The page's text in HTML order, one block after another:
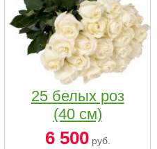
25 белых роз
(40 см)
6 500руб.